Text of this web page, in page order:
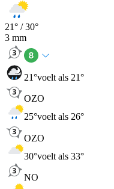
21° /30°
3 mm
21°voelt als 21°
OZO
25°voelt als 26°
OZO
30°voelt als 33°
NO